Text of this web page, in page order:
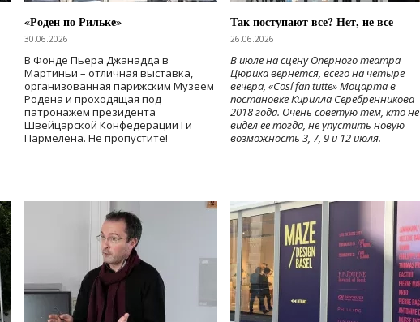
«Роден по Рильке»
30.06.2026
В Фонде Пьера Джанадда в
Мартиньи – отличная выставка,
организованная парижским Музеем
Родена и проходящая под
патронажем президента
Швейцарской Конфедерации Ги
Пармелена. Не пропустите!
Так поступают все? Нет, не все
26.06.2026
В июле на сцену Оперного театра
Цюриха вернется, всего на четыре
вечера, «Cosí fan tutte» Моцарта в
постановке Кирилла Серебренникова
2018 года. Очень советую тем, кто не
видел ее тогда, не упустить новую
возможность 3, 7, 9 и 12 июля.